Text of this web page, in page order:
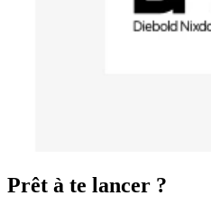
Prêt à te lancer ?